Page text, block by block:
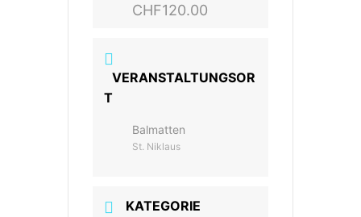
CHF120.00
VERANSTALTUNGSOR
T
Balmatten
St. Niklaus
KATEGORIE